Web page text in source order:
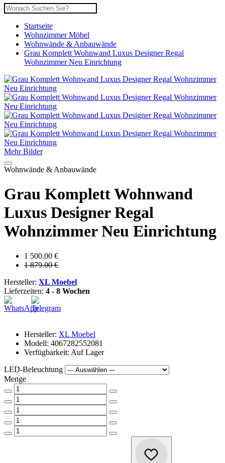
Startseite
Wohnzimmer Möbel
Wohnwände & Anbauwände
Grau Komplett Wohnwand Luxus Designer Regal
Wohnzimmer Neu Einrichtung
Mehr Bilder
Wohnwände & Anbauwände
Grau Komplett Wohnwand
Luxus Designer Regal
Wohnzimmer Neu Einrichtung
1 500.00 €
1 879.00 €
Hersteller: XL Moebel
Lieferzeiten: 4 - 8 Wochen
Hersteller: XL Moebel
Modell: 4067282552081
Verfügbarkeit: Auf Lager
LED-Beleuchtung
Menge